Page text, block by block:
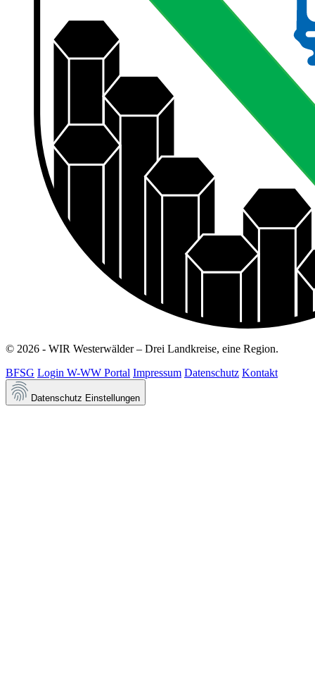
© 2026 - WIR Westerwälder – Drei Landkreise, eine Region.
BFSG Login W-WW Portal Impressum Datenschutz Kontakt
Datenschutz Einstellungen